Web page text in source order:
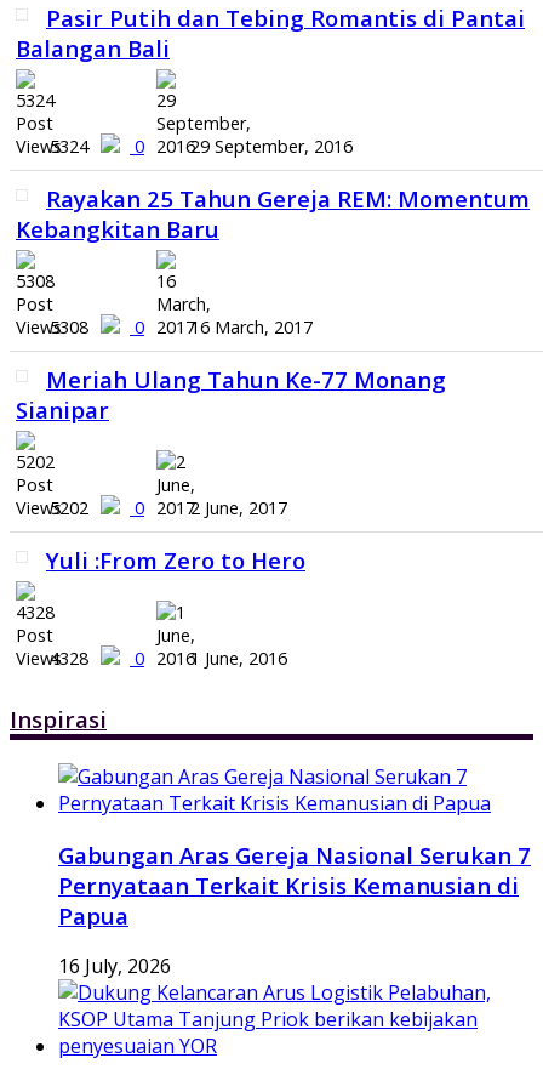
Pasir Putih dan Tebing Romantis di Pantai
Balangan Bali
5324 0 29 September, 2016
Rayakan 25 Tahun Gereja REM: Momentum
Kebangkitan Baru
5308 0 16 March, 2017
Meriah Ulang Tahun Ke-77 Monang
Sianipar
5202 0 2 June, 2017
Yuli :From Zero to Hero
4328 0 1 June, 2016
Inspirasi
Gabungan Aras Gereja Nasional Serukan 7
Pernyataan Terkait Krisis Kemanusian di
Papua
16 July, 2026